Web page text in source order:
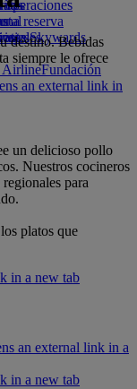
operaciones
AirlineFundación
an external link in
Skywards
reserva
destino. Bebidas
siempre le ofrece
un delicioso pollo
Nuestros cocineros
para
platos que
in a new tab
an external link in a
in a new tab